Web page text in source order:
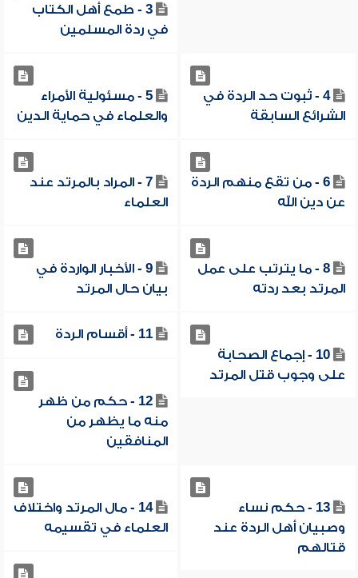
3 - طمع أهل الكتاب
في ردة المسلمين
4 - ثبوت حد الردة في
الشرائع السابقة
5 - مسئولية الأمراء
والعلماء في حماية الدين
6 - من تقع منهم الردة
عن دين الله
7 - المراد بالمرتد عند
العلماء
8 - ما يترتب على عمل
المرتد بعد ردته
9 - الأخبار الواردة في
بيان حال المرتد
10 - إجماع الصحابة
على وجوب قتل المرتد
11 - أقسام الردة
12 - حكم من ظهر
منه ما يظهر من
المنافقين
13 - حكم نساء
وصبيان أهل الردة عند
قتالهم
14 - مال المرتد واختلاف
العلماء في تقسيمه